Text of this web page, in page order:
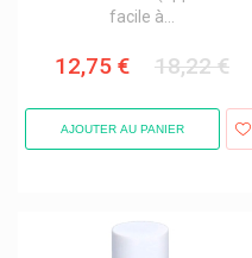
facile à...
12,75 € 18,22 €
AJOUTER AU PANIER